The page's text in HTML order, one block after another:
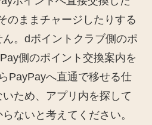
のままチャージしたりする
。dポイントクラブ側のポ
側のポイント交換案内を
PayPayへ直通で移せる仕
ため、アプリ内を探して
ないと考えてください。